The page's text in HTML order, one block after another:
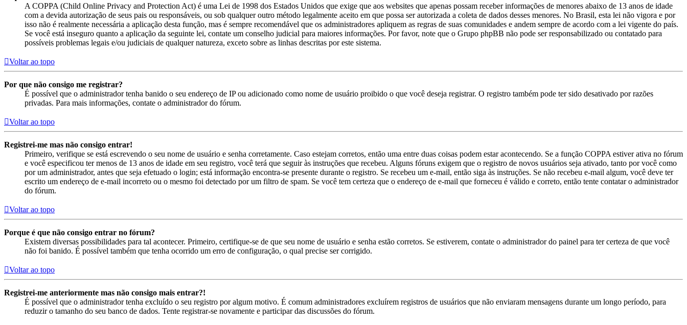
A COPPA (Child Online Privacy and Protection Act) é uma Lei de 1998 dos Estados Unidos que exige que aos websites que apenas possam receber informações de menores abaixo de 13 anos de idade
com a devida autorização de seus pais ou responsáveis, ou sob qualquer outro método legalmente aceito em que possa ser autorizada a coleta de dados desses menores. No Brasil, esta lei não vigora e por
isso não é realmente necessária a aplicação desta função, mas é sempre recomendável que os administradores apliquem as regras de suas comunidades e andem sempre de acordo com a lei vigente do país.
Se você está inseguro quanto a aplicação da seguinte lei, contate um conselho judicial para maiores informações. Por favor, note que o Grupo phpBB não pode ser responsabilizado ou contatado para
possíveis problemas legais e/ou judiciais de qualquer natureza, exceto sobre as linhas descritas por este sistema.
Voltar ao topo
Por que não consigo me registrar?
É possível que o administrador tenha banido o seu endereço de IP ou adicionado como nome de usuário proibido o que você deseja registrar. O registro também pode ter sido desativado por razões
privadas. Para mais informações, contate o administrador do fórum.
Voltar ao topo
Registrei-me mas não consigo entrar!
Primeiro, verifique se está escrevendo o seu nome de usuário e senha corretamente. Caso estejam corretos, então uma entre duas coisas podem estar acontecendo. Se a função COPPA estiver ativa no fórum
e você especificou ter menos de 13 anos de idade em seu registro, você terá que seguir às instruções que recebeu. Alguns fóruns exigem que o registro de novos usuários seja ativado, tanto por você como
por um administrador, antes que seja efetuado o login; está informação encontra-se presente durante o registro. Se recebeu um e-mail, então siga às instruções. Se não recebeu e-mail algum, você deve ter
escrito um endereço de e-mail incorreto ou o mesmo foi detectado por um filtro de spam. Se você tem certeza que o endereço de e-mail que forneceu é válido e correto, então tente contatar o administrador
do fórum.
Voltar ao topo
Porque é que não consigo entrar no fórum?
Existem diversas possibilidades para tal acontecer. Primeiro, certifique-se de que seu nome de usuário e senha estão corretos. Se estiverem, contate o administrador do painel para ter certeza de que você
não foi banido. É possível também que tenha ocorrido um erro de configuração, o qual precise ser corrigido.
Voltar ao topo
Registrei-me anteriormente mas não consigo mais entrar?!
É possível que o administrador tenha excluído o seu registro por algum motivo. É comum administradores excluírem registros de usuários que não enviaram mensagens durante um longo período, para
reduzir o tamanho do seu banco de dados. Tente registrar-se novamente e participar das discussões do fórum.